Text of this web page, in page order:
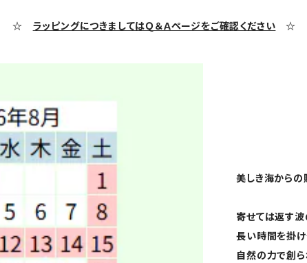
☆ ラッピングにつきましてはＱ＆Ａページをご確認ください ☆
美しき海からの
寄せては返す
長い時間を掛け
自然の力で創